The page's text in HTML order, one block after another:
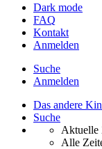
Dark mode
FAQ
Kontakt
Anmelden
Suche
Anmelden
Das andere
Suche
Aktuelle
Alle